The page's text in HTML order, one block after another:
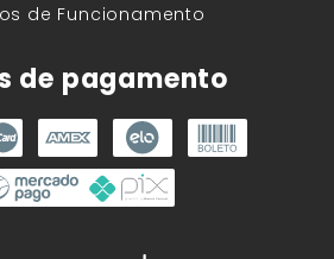
de Funcionamento
de pagamento